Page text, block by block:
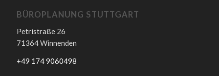
BÜROPLANUNG STUTTGART
Petristraße 26
71364 Winnenden
+49 174 9060498